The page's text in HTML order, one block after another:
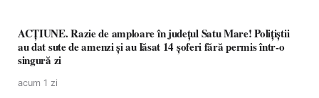
ACȚIUNE. Razie de amploare în județul Satu Mare! Polițiștii
au dat sute de amenzi și au lăsat 14 șoferi fără permis într-o
singură zi
acum 1 zi